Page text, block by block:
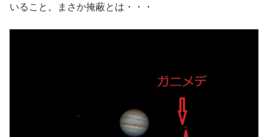
いること。まさか掩蔽とは・・・